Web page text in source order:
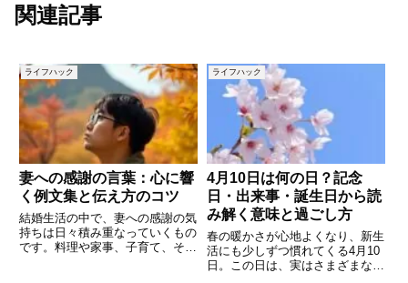
関連記事
ライフハック
妻への感謝の言葉：心に響
く例文集と伝え方のコツ
結婚生活の中で、妻への感謝の気
持ちは日々積み重なっていくもの
です。料理や家事、子育て、そし
ライフハック
4月10日は何の日？記念
日・出来事・誕生日から読
み解く意味と過ごし方
春の暖かさが心地よくなり、新生
活にも少しずつ慣れてくる4月10
日。この日は、実はさまざまな記